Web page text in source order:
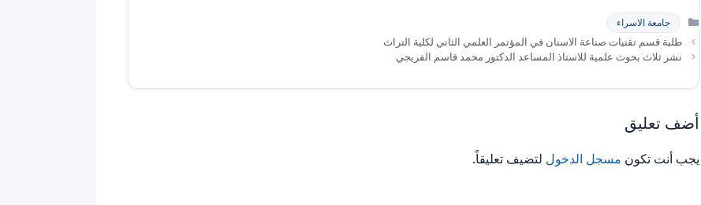
التصنيفات
جامعة الاسراء
طلبة قسم تقنيات صناعة الاسنان في المؤتمر العلمي الثاني لكلية التراث
نشر ثلاث بحوث علمية للاستاذ المساعد الدكتور محمد قاسم الفريجي
أضف تعليق
يجب أنت تكون مسجل الدخول لتضيف تعليقاً.